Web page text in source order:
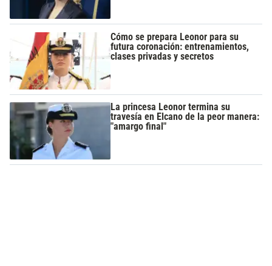
Cómo se prepara Leonor para su
futura coronación: entrenamientos,
clases privadas y secretos
La princesa Leonor termina su
travesía en Elcano de la peor manera:
"amargo final"